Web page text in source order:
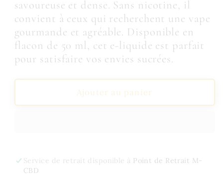
-
Tribal
Force
-
Tribal
Force
savoureuse et dense. Sans nicotine, il
convient à ceux qui recherchent une vape
gourmande et agréable. Disponible en
flacon de 50 ml, cet e-liquide est parfait
pour satisfaire vos envies sucrées.
Ajouter au panier
Service de retrait disponible à Point de Retrait M-
CBD